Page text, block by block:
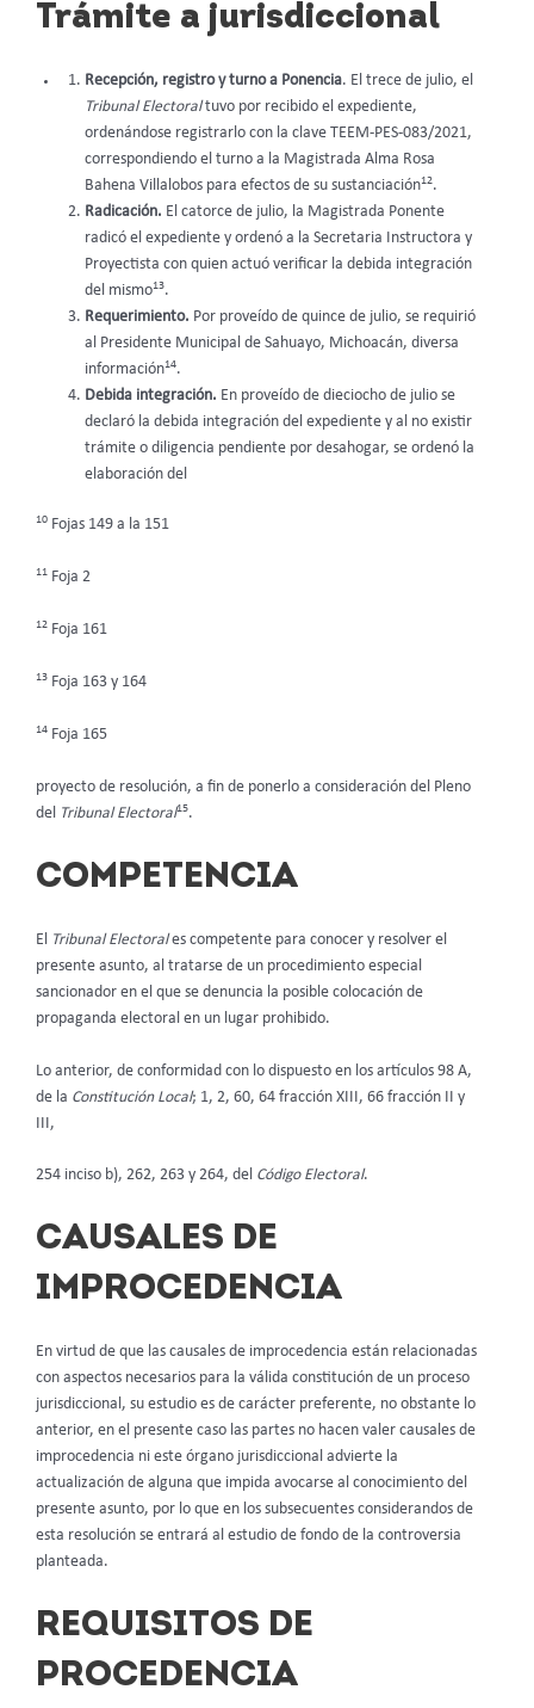
Trámite a jurisdiccional
Recepción, registro y turno a Ponencia. El trece de julio, el
Tribunal Electoraltuvo por recibido el expediente,
ordenándose registrarlo con la clave TEEM-PES-083/2021,
correspondiendo el turno a la Magistrada Alma Rosa
Bahena Villalobos para efectos de su sustanciación12.
Radicación. El catorce de julio, la Magistrada Ponente
radicó el expediente y ordenó a la Secretaria Instructora y
Proyectista con quien actuó verificar la debida integración
del mismo13.
Requerimiento. Por proveído de quince de julio, se requirió
al Presidente Municipal de Sahuayo, Michoacán, diversa
información14.
Debida integración. En proveído de dieciocho de julio se
declaró la debida integración del expediente y al no existir
trámite o diligencia pendiente por desahogar, se ordenó la
elaboración del
10 Fojas 149 a la 151
11 Foja 2
12 Foja 161
13 Foja 163 y 164
14 Foja 165
proyecto de resolución, a fin de ponerlo a consideración del Pleno
del
Tribunal Electoral15.
COMPETENCIA
El Tribunal Electorales competente para conocer y resolver el
presente asunto, al tratarse de un procedimiento especial
sancionador en el que se denuncia la posible colocación de
propaganda electoral en un lugar prohibido.
Lo anterior, de conformidad con lo dispuesto en los artículos 98 A,
de la Constitución Local; 1, 2, 60, 64 fracción XIII, 66 fracción II y
III,
254 inciso b), 262, 263 y 264, del Código Electoral.
CAUSALES DE
IMPROCEDENCIA
En virtud de que las causales de improcedencia están relacionadas
con aspectos necesarios para la válida constitución de un proceso
jurisdiccional, su estudio es de carácter preferente, no obstante lo
anterior, en el presente caso las partes no hacen valer causales de
improcedencia ni este órgano jurisdiccional advierte la
actualización de alguna que impida avocarse al conocimiento del
presente asunto, por lo que en los subsecuentes considerandos de
esta resolución se entrará al estudio de fondo de la controversia
planteada.
REQUISITOS DE
PROCEDENCIA